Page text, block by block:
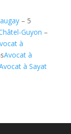
– 5
Guyon –
à
Avocat à
à Sayat